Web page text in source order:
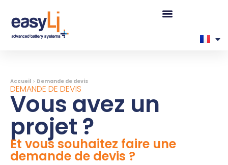
Accueil > Demande de devis
DEMANDE DE DEVIS
Vous avez un
projet ?
Et vous souhaitez faire une
demande de devis ?